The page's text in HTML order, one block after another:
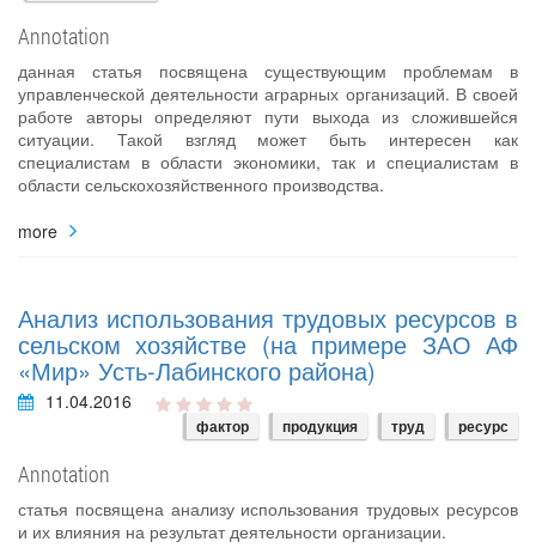
Annotation
данная статья посвящена существующим проблемам в
управленческой деятельности аграрных организаций. В своей
работе авторы определяют пути выхода из сложившейся
ситуации. Такой взгляд может быть интересен как
специалистам в области экономики, так и специалистам в
области сельскохозяйственного производства.
more
Анализ использования трудовых ресурсов в
сельском хозяйстве (на примере ЗАО АФ
«Мир» Усть-Лабинского района)
11.04.2016
фактор продукция труд ресурс
Annotation
статья посвящена анализу использования трудовых ресурсов
и их влияния на результат деятельности организации.